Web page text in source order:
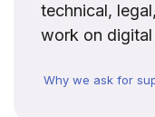
technical,
work on
Why we ask for